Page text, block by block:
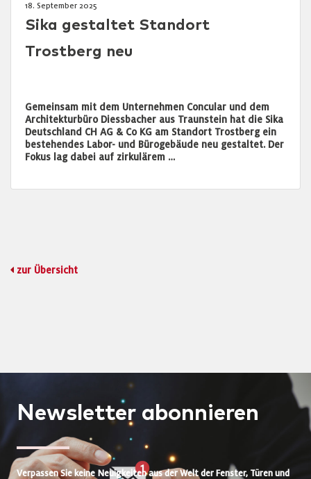
18. September 2025
Sika gestaltet Standort
Trostberg neu
Gemeinsam mit dem Unternehmen Concular und dem
Architekturbüro Diessbacher aus Traunstein hat die Sika
Deutschland CH AG & Co KG am Standort Trostberg ein
bestehendes Labor- und Bürogebäude neu gestaltet. Der
Fokus lag dabei auf zirkulärem …
zur Übersicht
Newsletter abonnieren
Verpassen Sie keine Neuigkeiten aus der Welt der Fenster, Türen und